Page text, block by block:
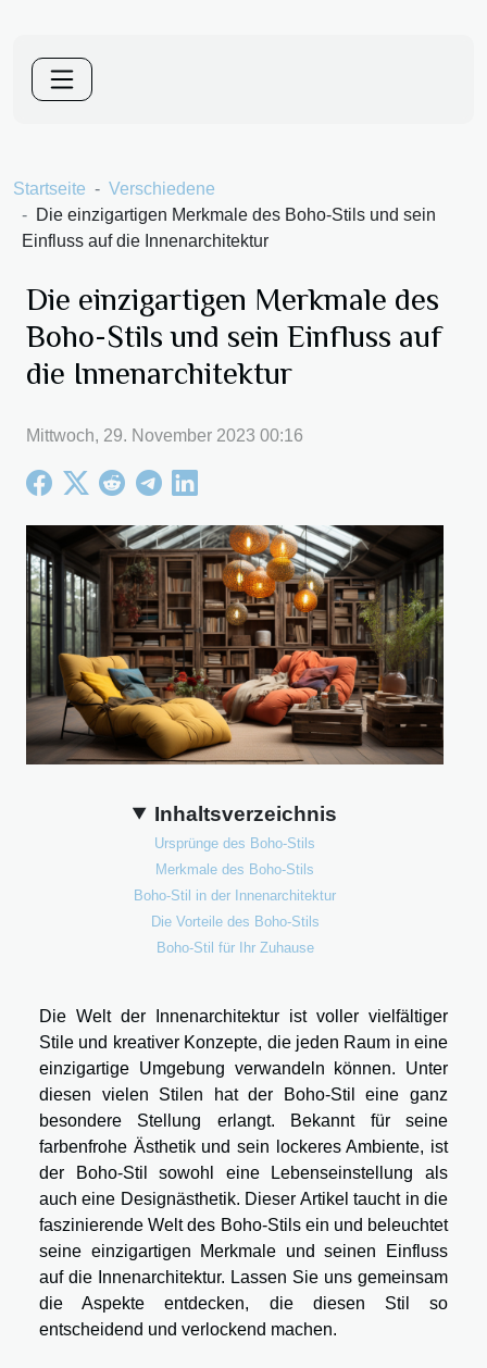
Startseite
Verschiedene
Die einzigartigen Merkmale des Boho-Stils und sein
Einfluss auf die Innenarchitektur
Die einzigartigen Merkmale des
Boho-Stils und sein Einfluss auf
die Innenarchitektur
Mittwoch, 29. November 2023 00:16
Inhaltsverzeichnis
Ursprünge des Boho-Stils
Merkmale des Boho-Stils
Boho-Stil in der Innenarchitektur
Die Vorteile des Boho-Stils
Boho-Stil für Ihr Zuhause
Die Welt der Innenarchitektur ist voller vielfältiger
Stile und kreativer Konzepte, die jeden Raum in eine
einzigartige Umgebung verwandeln können. Unter
diesen vielen Stilen hat der Boho-Stil eine ganz
besondere Stellung erlangt. Bekannt für seine
farbenfrohe Ästhetik und sein lockeres Ambiente, ist
der Boho-Stil sowohl eine Lebenseinstellung als
auch eine Designästhetik. Dieser Artikel taucht in die
faszinierende Welt des Boho-Stils ein und beleuchtet
seine einzigartigen Merkmale und seinen Einfluss
auf die Innenarchitektur. Lassen Sie uns gemeinsam
die Aspekte entdecken, die diesen Stil so
entscheidend und verlockend machen.